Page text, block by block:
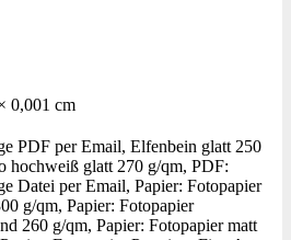
0,001 cm
PDF per Email, Elfenbein glatt 250
hochweiß glatt 270 g/qm, PDF:
Datei per Email, Papier: Fotopapier
g/qm, Papier: Fotopapier
260 g/qm, Papier: Fotopapier matt